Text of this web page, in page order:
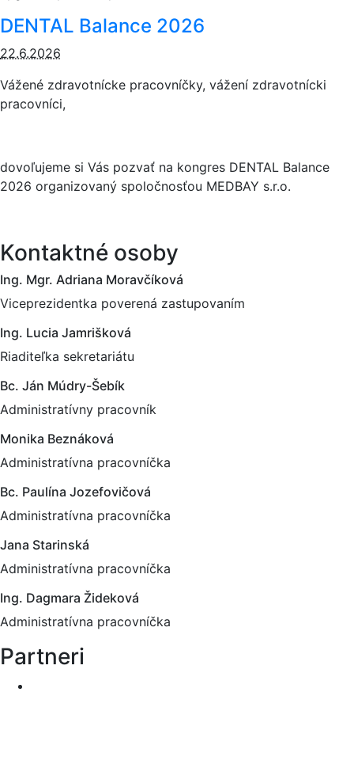
DENTAL Balance 2026
22.6.2026
Vážené zdravotnícke pracovníčky, vážení zdravotnícki
pracovníci,
dovoľujeme si Vás pozvať na kongres DENTAL Balance
2026 organizovaný spoločnosťou MEDBAY s.r.o.
Kontaktné osoby
Ing. Mgr. Adriana Moravčíková
Viceprezidentka poverená zastupovaním
Ing. Lucia Jamrišková
Riaditeľka sekretariátu
Bc. Ján Múdry-Šebík
Administratívny pracovník
Monika Beznáková
Administratívna pracovníčka
Bc. Paulína Jozefovičová
Administratívna pracovníčka
Jana Starinská
Administratívna pracovníčka
Ing. Dagmara Žideková
Administratívna pracovníčka
Partneri